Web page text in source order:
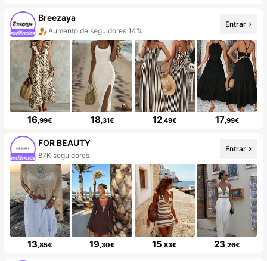
Breezaya
Aumento de seguidores 14%
Entrar
16,99€ 18,31€ 12,49€ 17,99€
FOR BEAUTY
87K seguidores
Entrar
13,85€ 19,30€ 15,83€ 23,26€